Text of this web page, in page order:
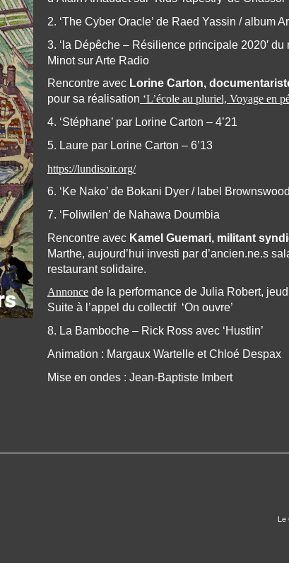
2. ‘The Cyber Oracle’ de Raed Yassin / album
3. ‘la Dépêche – Résilience principale 2020′
Minot sur Arte Radio
Rencontre avec Lorine Carton,
pour sa réalisation ‘L’école au pluriel, Voyage en
4. ‘Stéphane’ par Lorine Carton – 4’21
5. Laure par Lorine Carton – 6’13
https://lundisoir.org/
6. ‘Ke Nako’ de Bokani Dyer / label Brownswood
7. ‘Foliwilen’ de Nahawa Doumbia
Rencontre avec Kamel Guemari, militant
Marthe, aujourd’hui investi par d’ancien.ne.s
restaurant solidaire.
Annonce de la performance de Julia Robert,
Suite à l’appel du collectif ‘On ouvre’
8. La Bamboche – Rick Ross avec ‘Hustlin’
Animation : Margaux Wartelle et Chloé Despax
Mise en ondes : Jean-Baptiste Imbert